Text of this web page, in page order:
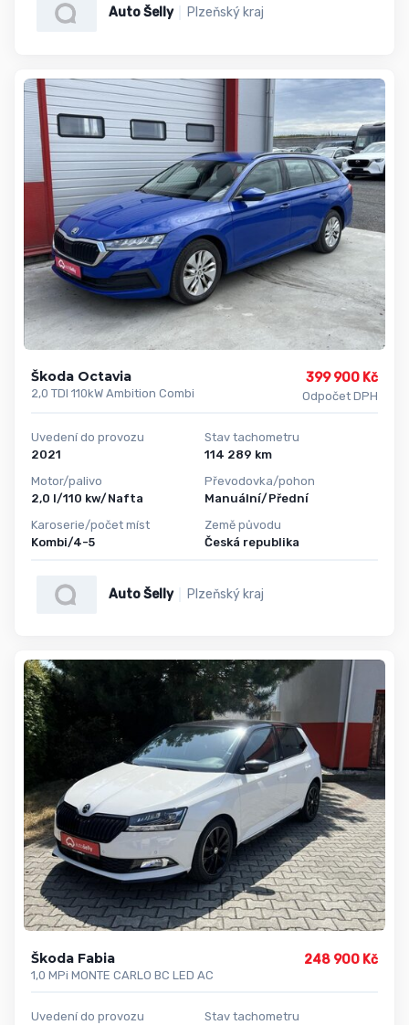
Auto Šelly Plzeňský kraj
Škoda Octavia
2,0 TDI 110kW Ambition Combi
399 900 Kč
Odpočet DPH
Uvedení do provozu
2021
Motor/palivo
2,0 l/110 kw/Nafta
Karoserie/počet míst
Kombi/4-5
Stav tachometru
114 289 km
Převodovka/pohon
Manuální/Přední
Země původu
Česká republika
Auto Šelly Plzeňský kraj
Škoda Fabia
1,0 MPi MONTE CARLO BC LED AC
248 900 Kč
Uvedení do provozu
Stav tachometru